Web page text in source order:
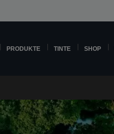
PRODUKTE TINTE SHOP